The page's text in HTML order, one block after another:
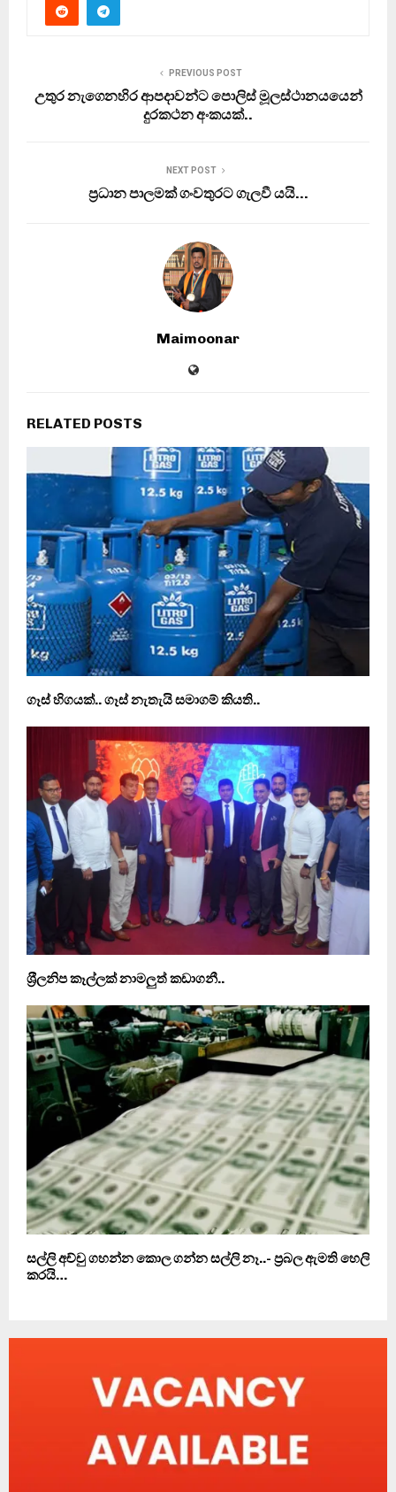
PREVIOUS POST
උතුර නැගෙනහිර ආපදාවන්ට පොලිස් මූලස්ථානයයෙන්
දුරකථන අංකයක්..
NEXT POST
ප‍්‍රධාන පාලමක් ගංවතුරට ගැලවී යයි…
Maimoonar
RELATED POSTS
ගෑස් හිගයක්.. ගෑස් නැතැයි සමාගම් කියති..
ශ‍්‍රීලනිප කෑල්ලක් නාමලුත් කඩාගනී..
සල්ලි අච්චු ගහන්න කොල ගන්න සල්ලි නෑ..- ප‍්‍රබල ඇමති හෙලි
කරයි…